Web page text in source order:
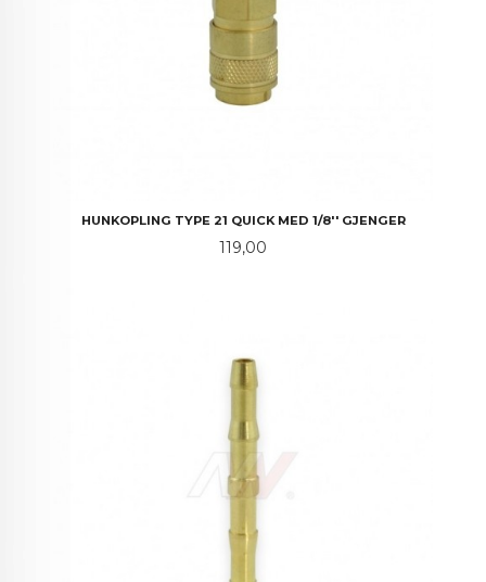
HUNKOPLING TYPE 21 QUICK MED 1/8'' GJENGER
Pris
119,00